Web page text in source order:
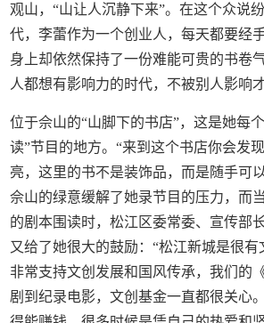
观山，“山让人沉静下来”。在这个众说
代，李蕾作为一个创业人，每天都要经
身上却依然保持了一份难能可贵的书卷
人都想有影响力的时代，不被别人影响
位于佘山的“山脚下的书店”，这是她每
读”节目的地方。“来到这个书店你会发
亮，这里的书不是装饰品，而是随手可
佘山的绿意缓解了她录节目的压力，而
的剧本围读时，松江区委常委、宣传部
又给了她很大的鼓励：“松江新城是很
非常支持文创发展和国风传承，我们的
剧到纪录电影，文创基金一直都很关心